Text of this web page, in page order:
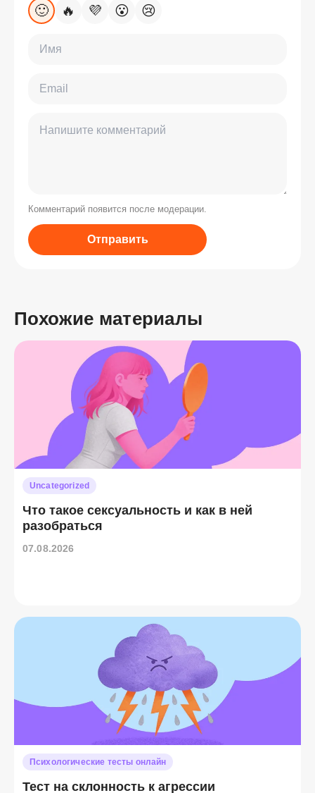
🙂 🔥 💜 😮 😢
Комментарий появится после модерации.
Отправить
Похожие материалы
Uncategorized
Что такое сексуальность и как в ней
разобраться
07.08.2026
Психологические тесты онлайн
Тест на склонность к агрессии